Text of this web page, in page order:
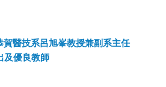
賀醫技系呂旭峯教授兼副系主任
及優良教師